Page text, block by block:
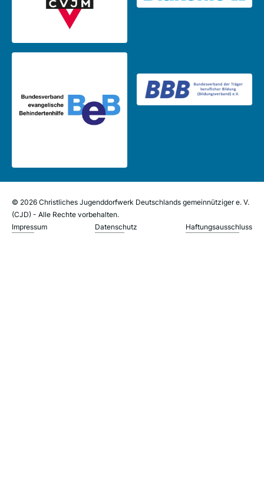
© 2026 Christliches Jugenddorfwerk Deutschlands gemeinnütziger e. V.
(CJD) - Alle Rechte vorbehalten.
Impressum
Datenschutz Haftungsausschluss